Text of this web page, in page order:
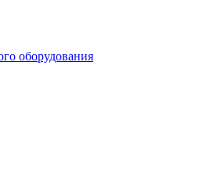
оборудования